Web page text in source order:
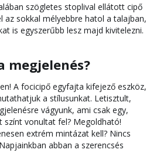
szögletes stoplival ellátott cipő
az sokkal mélyebbre hatol a talajban,
is egyszerűbb lesz majd kivitelezni.
megjelenés?
A focicipő egyfajta kifejező eszköz,
a stílusunkat. Letisztult,
vágyunk, ami csak egy,
színt vonultat fel? Megoldható!
extrém mintázat kell? Nincs
abban a szerencsés